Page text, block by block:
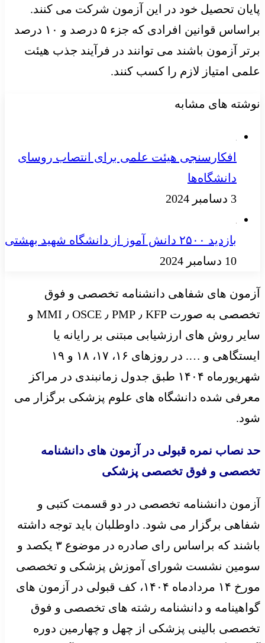
پایان تحصیل خود در این آزمون شرکت می کنند.
براساس قوانین افرادی که جزء ۵ درصد و ۱۰ درصد
برتر آزمون باشند می توانند در فرآیند جذب هیئت
علمی امتیاز لازم را کسب کنند.
نوشته های مشابه
افکارسنجی هیئت علمی برای انتصاب روسای
دانشگاه‌ها
3 دسامبر 2024
بازدید ۲۵۰۰ دانش آموز از دانشگاه شهید بهشتی
10 دسامبر 2024
آزمون های شفاهی دانشنامه تخصصی و فوق
تخصصی به صورت KFP ٫ PMP ٫ OSCE ٫ MMI و
سایر روش های ارزشیابی مبتنی بر رایانه یا
ایستگاهی و …. در روزهای ۱۶، ۱۷، ۱۸ و ۱۹
شهریورماه ۱۴۰۴ طبق جدول زمانبندی در مراکز
معرفی شده دانشگاه های علوم پزشکی برگزار می
شود.
حد نصاب نمره قبولی در آزمون های دانشنامه
تخصصی و فوق تخصصی پزشکی
آزمون دانشنامه تخصصی در دو قسمت کتبی و
شفاهی برگزار می شود. داوطلبان باید توجه داشته
باشند که براساس رای صادره در موضوع ۳ یکصد و
سومین نشست شورای آموزش پزشکی و تخصصی
مورخ ۱۴ مردادماه ۱۴۰۴، کف قبولی در آزمون های
گواهینامه و دانشنامه رشته های تخصصی و فوق
تخصصی بالینی پزشکی از چهل و چهارمین دوره